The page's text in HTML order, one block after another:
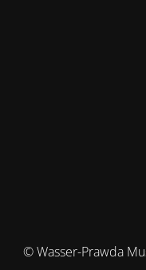
© Wasser-Prawda